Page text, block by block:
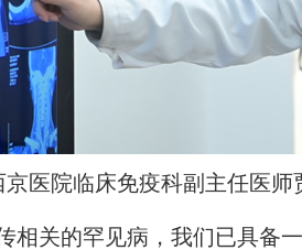
医院临床免疫科副主任医
关的罕见病，我们已具备一